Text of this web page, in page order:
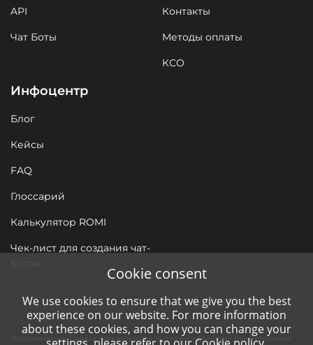
API
Чат Боты
Контакты
Методы оплаты
КСО
Инфоцентр
Блог
Кейсы
FAQ
Глоссарий
Калькулятор ROMI
Чек-лист для создания чат-
Персональные данные пользователей подлежат обработке без нарушения
Cookie consent
We use cookies to ensure that we give you the best
experience on our website. For more information
about these cookies, and how you can change your